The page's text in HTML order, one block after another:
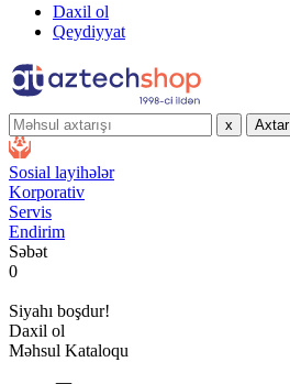
Daxil ol
Qeydiyyat
x Axtar
Sosial layihələr
Korporativ
Servis
Endirim
Səbət
0
Siyahı boşdur!
Daxil ol
Məhsul Kataloqu